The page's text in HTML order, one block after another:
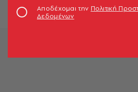
Newsroom
Αποδέχομαι την Πολιτική
Δεδομένων